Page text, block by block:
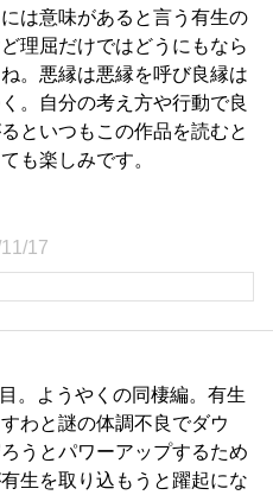
は意味があると言う有生の
理屈だけではどうにもなら
。悪縁は悪縁を呼び良縁は
。自分の考え方や行動で良
といつもこの作品を読むと
も楽しみです。
17
。ようやくの同棲編。有生
わと謎の体調不良でダウ
うとパワーアップするため
生を取り込もうと躍起にな